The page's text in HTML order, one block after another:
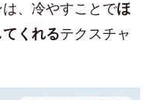
、冷やすことでほ
くれるテクスチャ